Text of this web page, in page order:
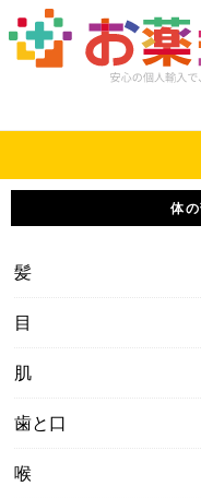
Skip to content
体
髪
目
肌
歯と口
喉